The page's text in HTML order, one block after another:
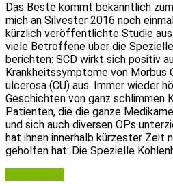
Das Beste kommt bekanntlich
mich an Silvester 2016 noch
kürzlich veröffentlichte Studie
viele Betroffene über die
berichten: SCD wirkt sich positiv
Krankheitssymptome von Morbus
ulcerosa (CU) aus. Immer wieder
Geschichten von ganz schlimmen
Patienten, die die ganze
und sich auch diversen OPs
hat ihnen innerhalb kürzester Zeit
geholfen hat: Die Spezielle